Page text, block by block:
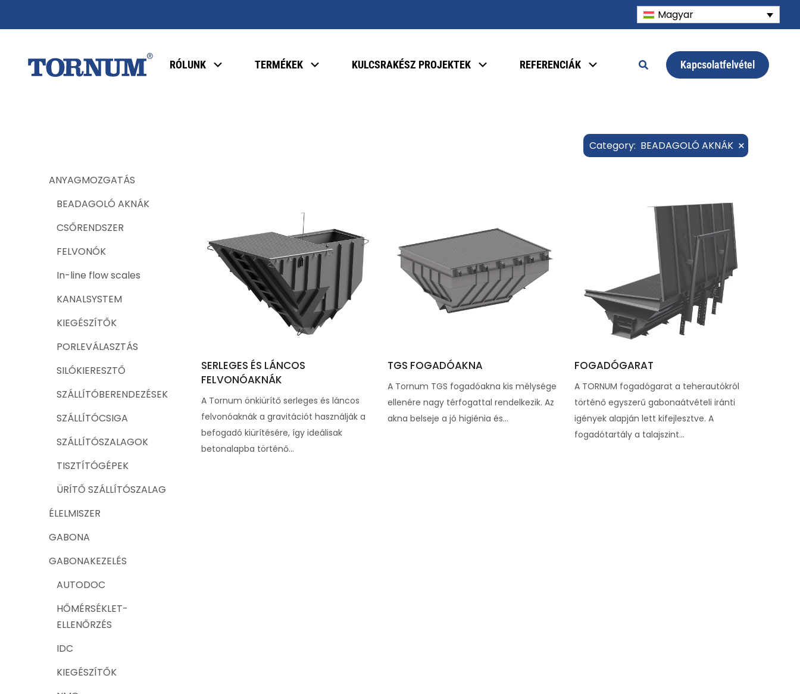
Magyar
RÓLUNK TERMÉKEK KULCSRAKÉSZ PROJEKTEK REFERENCIÁK Kapcsolatfelvétel
Category: BEADAGOLÓ AKNÁK ×
ANYAGMOZGATÁS
BEADAGOLÓ AKNÁK
CSŐRENDSZER
FELVONÓK
In-line flow scales
KANALSYSTEM
KIEGÉSZÍTŐK
PORLEVÁLASZTÁS
SILÓKIERESZTŐ
SZÁLLÍTÓBERENDEZÉSEK
SZÁLLÍTÓCSIGA
SZÁLLÍTÓSZALAGOK
TISZTÍTÓGÉPEK
ÜRÍTŐ SZÁLLÍTÓSZALAG
ÉLELMISZER
GABONA
GABONAKEZELÉS
AUTODOC
HŐMÉRSÉKLET-
ELLENŐRZÉS
IDC
KIEGÉSZÍTŐK
SERLEGES ÉS LÁNCOS
FELVONÓAKNÁK
A Tornum önkiürítő serleges és láncos
felvonóaknák a gravitációt használják a
befogadó kiürítésére, így ideálisak
betonalapba történő...
TGS FOGADÓAKNA
A Tornum TGS fogadóakna kis mélysége
ellenére nagy térfogattal rendelkezik. Az
akna belseje a jó higiénia és...
FOGADÓGARAT
A TORNUM fogadógarat a teherautókról
történő egyszerű gabonaátvételi iránti
igények alapján lett kifejlesztve. A
fogadótartály a talajszint...